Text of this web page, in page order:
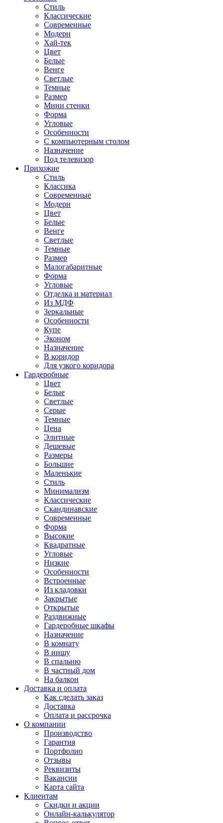
Стиль
Классические
Современные
Модерн
Хай-тек
Цвет
Белые
Венге
Светлые
Темные
Размер
Мини стенки
Форма
Угловые
Особенности
С компьютерным столом
Назначение
Под телевизор
Прихожие
Стиль
Классика
Современные
Модерн
Цвет
Белые
Венге
Светлые
Темные
Размер
Малогабаритные
Форма
Угловые
Отделка и материал
Из МДФ
Зеркальные
Особенности
Купе
Эконом
Назначение
В коридор
Для узкого коридора
Гардеробные
Цвет
Белые
Светлые
Серые
Темные
Цена
Элитные
Дешевые
Размеры
Большие
Маленькие
Стиль
Минимализм
Классические
Скандинавские
Современные
Форма
Высокие
Квадратные
Угловые
Низкие
Особенности
Встроенные
Из кладовки
Закрытые
Открытые
Раздвижные
Гардеробные шкафы
Назначение
В комнату
В нишу
В спальню
В частный дом
На балкон
Доставка и оплата
Как сделать заказ
Доставка
Оплата и рассрочка
О компании
Производство
Гарантия
Портфолио
Отзывы
Реквизиты
Вакансии
Карта сайта
Клиентам
Скидки и акции
Онлайн-калькулятор